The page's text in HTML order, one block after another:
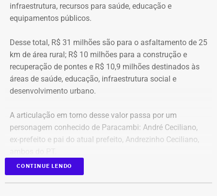
Superior Eleitoral (TSE).
infraestrutura, recursos para saúde, educação e
equipamentos públicos.
Desse total, R$ 31 milhões são para o asfaltamento de 25
km de área rural; R$ 10 milhões para a construção e
recuperação de pontes e R$ 10,9 milhões destinados às
áreas de saúde, educação, infraestrutura social e
desenvolvimento urbano.
A articulação em torno desse valor passa por um
personagem conhecido de Paracambi: André Ceciliano,
ex-prefeito e pai do atual prefeito, Andrezinho Ceciliano,
O ex-presidente da Alerj, derrotado na eleição ao Senado
CONTINUE LENDO